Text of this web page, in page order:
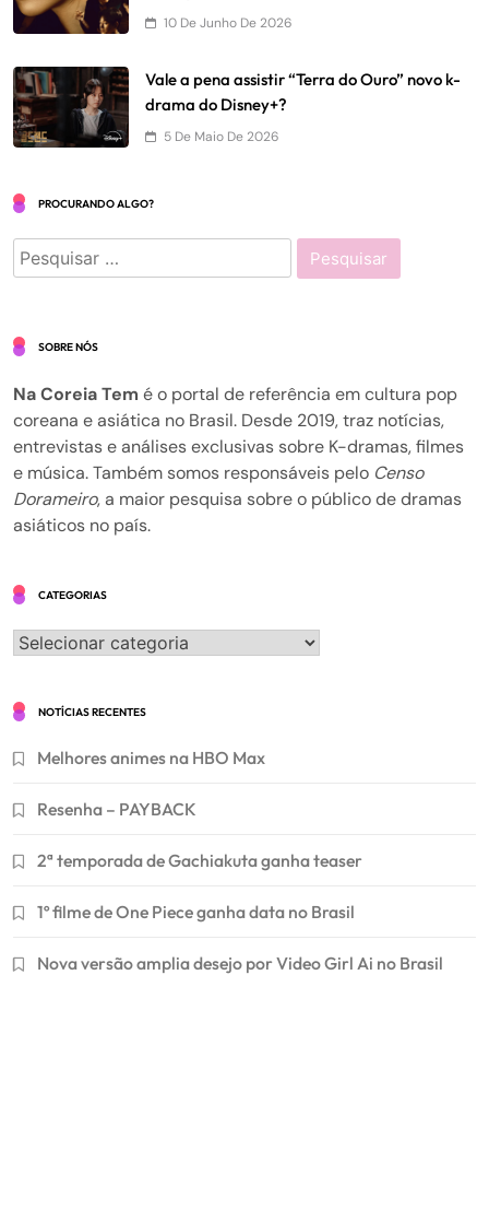
10 De Junho De 2026
Vale a pena assistir “Terra do Ouro” novo k-
drama do Disney+?
5 De Maio De 2026
PROCURANDO ALGO?
Pesquisar
por:
SOBRE NÓS
Na Coreia Tem é o portal de referência em cultura pop
coreana e asiática no Brasil. Desde 2019, traz notícias,
entrevistas e análises exclusivas sobre K-dramas, filmes
e música. Também somos responsáveis pelo Censo
Dorameiro, a maior pesquisa sobre o público de dramas
asiáticos no país.
CATEGORIAS
Categorias
NOTÍCIAS RECENTES
Melhores animes na HBO Max
Resenha – PAYBACK
2ª temporada de Gachiakuta ganha teaser
1º filme de One Piece ganha data no Brasil
Nova versão amplia desejo por Video Girl Ai no Brasil